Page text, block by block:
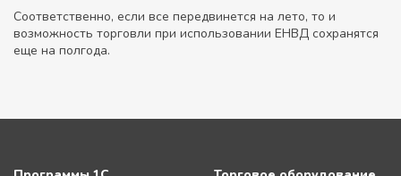
Соответственно, если все передвинется на лето, то и
возможность торговли при использовании ЕНВД сохранятся
еще на полгода.